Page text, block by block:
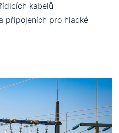
kabelů
připojeních pro hladké